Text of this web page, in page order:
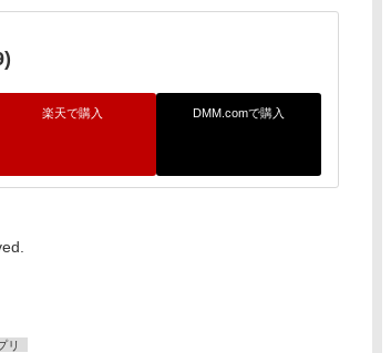
楽天で購入 DMM.comで購入
リ